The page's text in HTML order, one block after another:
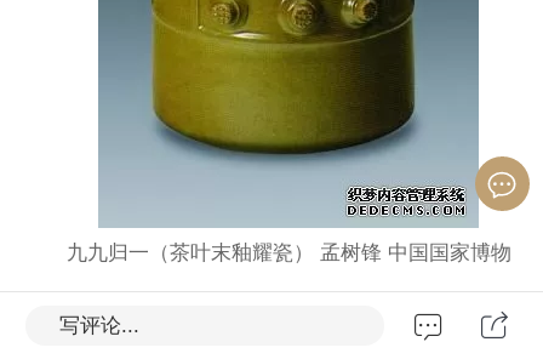
九九归一（茶叶末釉耀瓷） 孟树锋 中国国家博物
写评论...